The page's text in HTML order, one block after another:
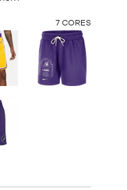
OUTRAS
CORES
:
7 CORES